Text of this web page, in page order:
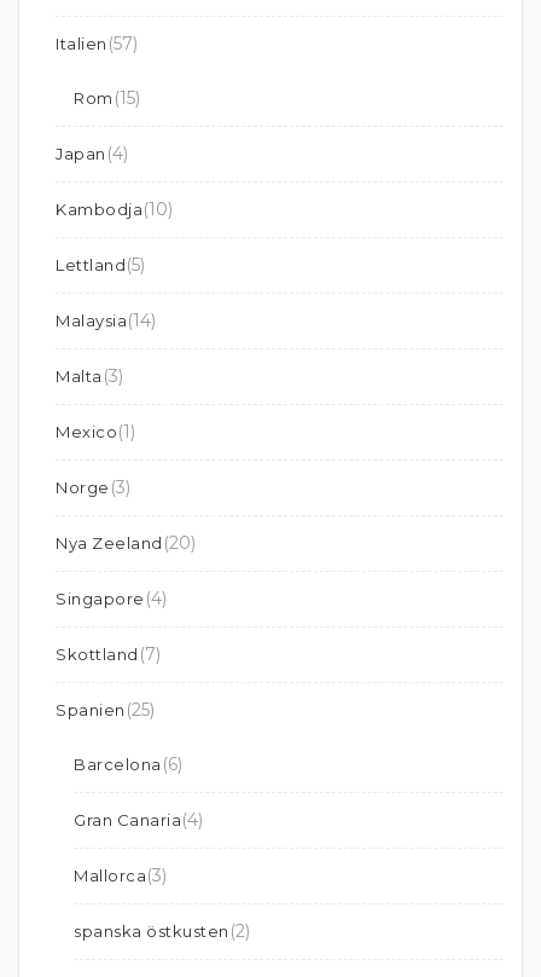
Italien (57)
Rom (15)
Japan (4)
Kambodja(10)
Lettland(5)
Malaysia(14)
Malta (3)
Mexico(1)
Norge (3)
Nya Zeeland (20)
Singapore (4)
Skottland (7)
Spanien (25)
Barcelona (6)
Gran Canaria(4)
Mallorca(3)
spanska östkusten (2)